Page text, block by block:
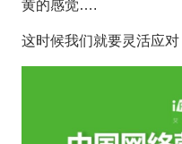
黄的感觉….
这时候我们就要灵活应对